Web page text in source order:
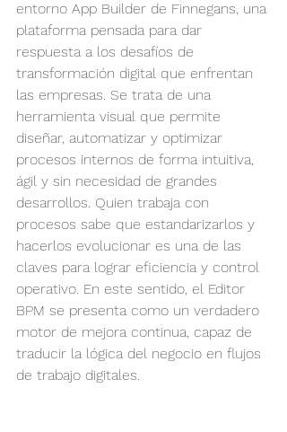
entorno App Builder de Finnegans, una
plataforma pensada para dar
respuesta a los desafíos de
transformación digital que enfrentan
las empresas. Se trata de una
herramienta visual que permite
diseñar, automatizar y optimizar
procesos internos de forma intuitiva,
ágil y sin necesidad de grandes
desarrollos. Quien trabaja con
procesos sabe que estandarizarlos y
hacerlos evolucionar es una de las
claves para lograr eficiencia y control
operativo. En este sentido, el Editor
BPM se presenta como un verdadero
motor de mejora continua, capaz de
traducir la lógica del negocio en flujos
de trabajo digitales.